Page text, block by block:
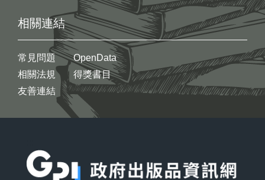
相關連結
常見問題
相關法規
友善連結
OpenData
得獎書目